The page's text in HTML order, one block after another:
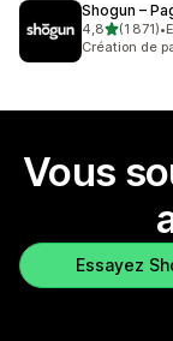
Shogun –
4,8étoile(s)
(1 871)
1871 avis au•
Création de
Vous
Essayez